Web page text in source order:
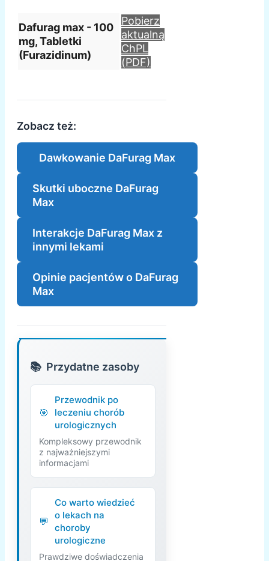
Dafurag max - 100
mg, Tabletki
(Furazidinum)
Pobierz
aktualną
ChPL
(PDF)
Zobacz też:
Dawkowanie DaFurag Max
Skutki uboczne DaFurag
Max
Interakcje DaFurag Max z
innymi lekami
Opinie pacjentów o DaFurag
Max
Przydatne zasoby
Przewodnik po
leczeniu chorób
urologicznych
Kompleksowy przewodnik
z najważniejszymi
informacjami
Co warto wiedzieć
o lekach na
choroby
urologiczne
Prawdziwe doświadczenia